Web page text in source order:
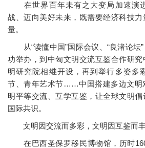
在世界百年未有之大变局加速演
战、迈向美好未来，既需要经济科技
量。
从“读懂中国”国际会议、“良渚论坛
功举办，到中匈文明交流互鉴合作研
明研究院相继开设，再到举行多姿多
节、青年艺术节……中国搭建多边文明
明平等交流、互学互鉴，让全球文明
国际共识。
文明因交流而多彩，文明因互鉴而丰
在巴西圣保罗移民博物馆，历时